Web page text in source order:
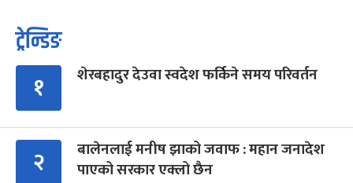
ट्रेन्डिङ
१ शेरबहादुर देउवा स्वदेश फर्किने समय परिवर्तन
२
बालेनलाई मनीष झाको जवाफ : महान जनादेश
पाएको सरकार एक्लो छैन